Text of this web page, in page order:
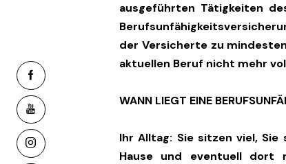
ausgeführten Tätigkeiten
der Versicherte zu
aktuellen Beruf nicht mehr
WANN LIEGT EINE
Ihr Alltag: Sie sitzen viel,
Hause und eventuell dort
facebook-
youtube
instagram